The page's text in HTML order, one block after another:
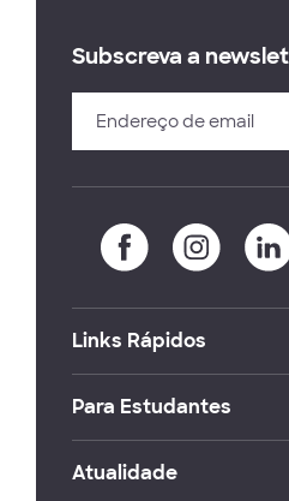
Subscreva a
Links Rápidos
Para Estudantes
Atualidade